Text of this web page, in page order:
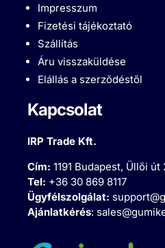
Impresszum
Fizetési tájékoztató
Szállítás
Áru visszaküldése
Elállás a szerződéstől
Kapcsolat
IRP Trade Kft.
Cím:1191 Budapest, Üllői út
Tel: +36 30 869 8117
Ügyfélszolgálat:
Ajánlatkérés: